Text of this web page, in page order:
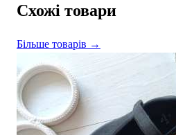
Схожі товари
Більше товарів →